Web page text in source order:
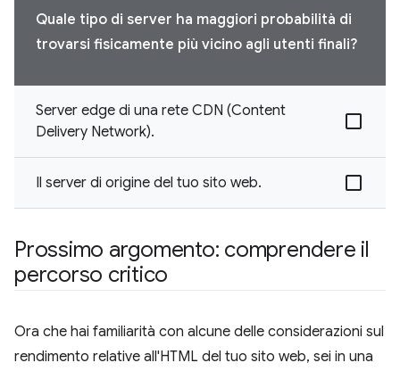
Quale tipo di server ha maggiori probabilità di
trovarsi fisicamente più vicino agli utenti finali?
Server edge di una rete CDN (Content
Delivery Network).
Il server di origine del tuo sito web.
Prossimo argomento: comprendere il
percorso critico
Ora che hai familiarità con alcune delle considerazioni sul
rendimento relative all'HTML del tuo sito web, sei in una